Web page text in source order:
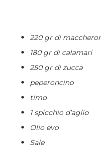
220 gr di
180 gr di calamari
250 gr di zucca
peperoncino
timo
1 spicchio d’aglio
Olio evo
Sale